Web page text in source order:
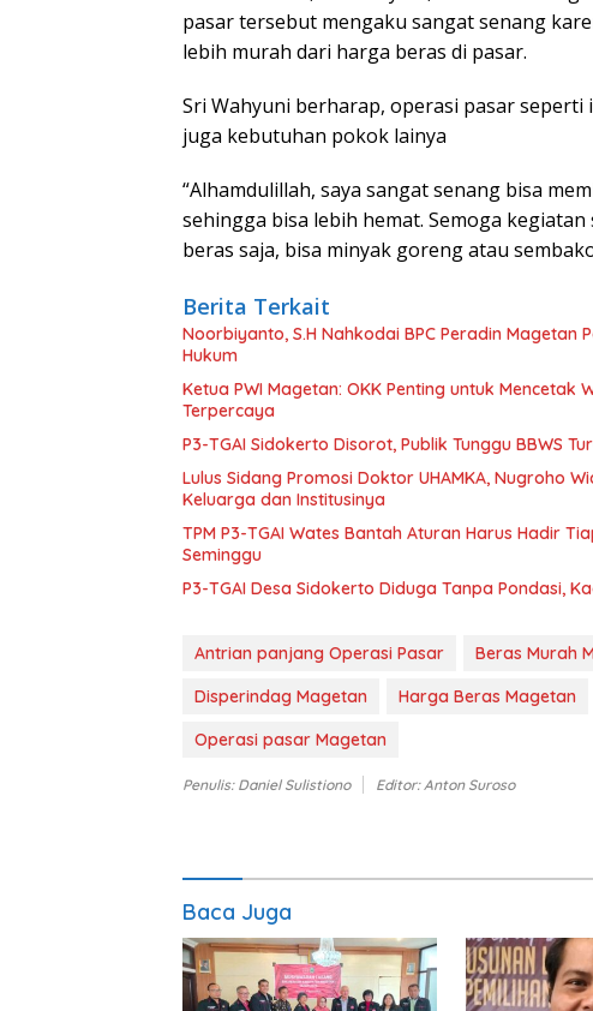
pasar tersebut mengaku sangat senang
lebih murah dari harga beras di pasar.
Sri Wahyuni berharap, operasi pasar
juga kebutuhan pokok lainya
“Alhamdulillah, saya sangat senang bisa
sehingga bisa lebih hemat. Semoga
beras saja, bisa minyak goreng atau
Berita Terkait
Noorbiyanto, S.H Nahkodai BPC Peradin Magetan
Hukum
Ketua PWI Magetan: OKK Penting untuk
Terpercaya
P3-TGAI Sidokerto Disorot, Publik Tunggu BBWS
Lulus Sidang Promosi Doktor UHAMKA, Nugroho
Keluarga dan Institusinya
TPM P3-TGAI Wates Bantah Aturan Harus Hadir
Seminggu
P3-TGAI Desa Sidokerto Diduga Tanpa Pondasi,
Antrian panjang Operasi Pasar Beras Murah
Disperindag Magetan
Harga Beras Magetan
Operasi pasar Magetan
Penulis: Daniel Sulistiono Editor: Anton Suroso
Baca Juga